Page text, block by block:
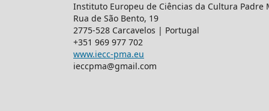
Instituto Europeu de Ciências da Cultura Padre
Rua de São Bento, 19
2775-528 Carcavelos | Portugal
+351 969 977 702
www.iecc-pma.eu
ieccpma@gmail.com